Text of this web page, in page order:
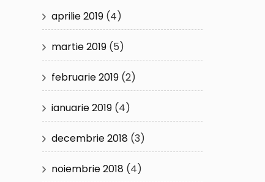
aprilie 2019(4)
martie 2019(5)
februarie 2019(2)
ianuarie 2019(4)
decembrie 2018(3)
noiembrie 2018(4)